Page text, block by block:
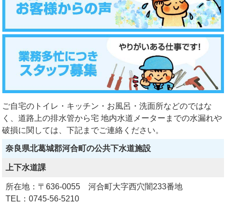
ご自宅のトイレ・キッチン・お風呂・洗面所などのではな
く、道路上の排水管から宅 地内水道メーターまでの水漏れや
破損に関しては、下記までご連絡ください。
奈良県北葛城郡河合町の公共下水道施設
上下水道課
所在地：〒636-0055 河合町大字西穴闇233番地
TEL：0745-56-5210